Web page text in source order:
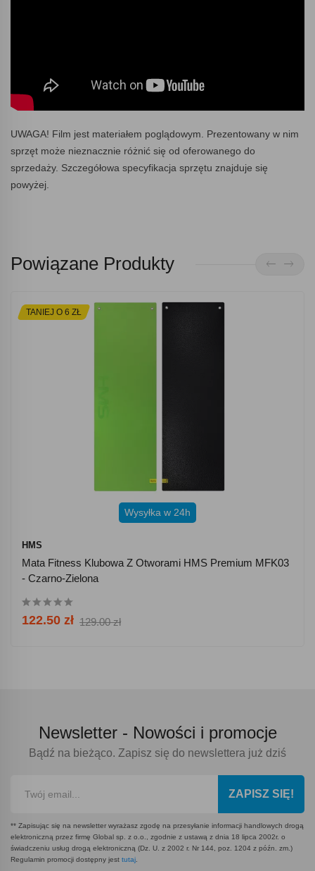
UWAGA! Film jest materiałem poglądowym. Prezentowany w nim
sprzęt może nieznacznie różnić się od oferowanego do
sprzedaży. Szczegółowa specyfikacja sprzętu znajduje się
powyżej.
Powiązane Produkty
TANIEJ O 6 ZŁ
Wysyłka w 24h
HMS
Mata Fitness Klubowa Z Otworami HMS Premium MFK03
- Czarno-Zielona
122.50 zł 129.00 zł
Newsletter - Nowości i promocje
Bądź na bieżąco. Zapisz się do newslettera już dziś
ZAPISZ SIĘ!
** Zapisując się na newsletter wyrażasz zgodę na przesyłanie informacji handlowych drogą
elektroniczną przez firmę Global sp. z o.o., zgodnie z ustawą z dnia 18 lipca 2002r. o
świadczeniu usług drogą elektroniczną (Dz. U. z 2002 r. Nr 144, poz. 1204 z późn. zm.)
Regulamin promocji dostępny jest tutaj